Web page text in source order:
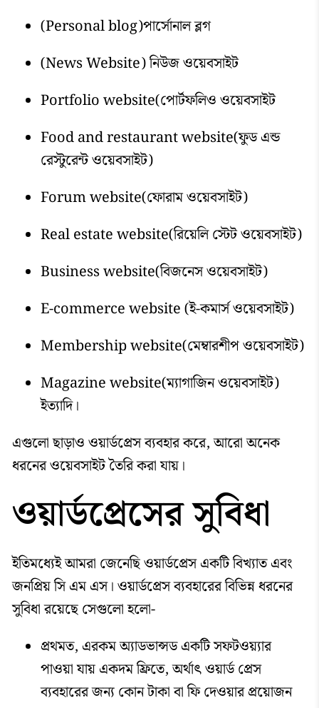
(Personal blog)পার্সোনাল ব্লগ
(News Website) নিউজ ওয়েবসাইট
Portfolio website(পোর্টফলিও ওয়েবসাইট
Food and restaurant website(ফুড এন্ড
রেস্টুরেন্ট ওয়েবসাইট)
Forum website(ফোরাম ওয়েবসাইট)
Real estate website(রিয়েলি স্টেট ওয়েবসাইট)
Business website(বিজনেস ওয়েবসাইট)
E-commerce website (ই-কমার্স ওয়েবসাইট)
Membership website(মেম্বারশীপ ওয়েবসাইট)
Magazine website(ম্যাগাজিন ওয়েবসাইট)
ইত্যাদি।
এগুলো ছাড়াও ওয়ার্ডপ্রেস ব্যবহার করে, আরো অনেক
ধরনের ওয়েবসাইট তৈরি করা যায়।
ওয়ার্ডপ্রেসের সুবিধা
ইতিমধ্যেই আমরা জেনেছি ওয়ার্ডপ্রেস একটি বিখ্যাত এবং
জনপ্রিয় সি এম এস। ওয়ার্ডপ্রেস ব্যবহারের বিভিন্ন ধরনের
সুবিধা রয়েছে সেগুলো হলো-
প্রথমত, এরকম অ্যাডভান্সড একটি সফটওয়্যার
পাওয়া যায় একদম ফ্রিতে, অর্থাৎ ওয়ার্ড প্রেস
ব্যবহারের জন্য কোন টাকা বা ফি দেওয়ার প্রয়োজন